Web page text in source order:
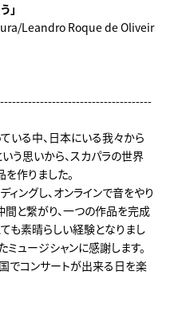
」
Leandro Roque de Oliveir
いる中、日本にいる我々から
う思いから、スカパラの世界
作りました。
ングし、オンラインで音をやり
間と繋がり、一つの作品を完成
も素晴らしい経験となりまし
ミュージシャンに感謝します。
でコンサートが出来る日を楽